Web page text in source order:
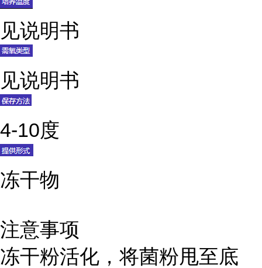
见说明书
见说明书
4-10度
冻干物
注意事项
冻干粉活化，将菌粉甩至底